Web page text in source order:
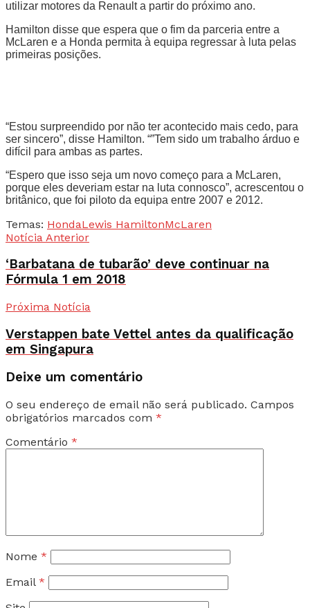
utilizar motores da Renault a partir do próximo ano.
Hamilton disse que espera que o fim da parceria entre a
McLaren e a Honda permita à equipa regressar à luta pelas
primeiras posições.
“Estou surpreendido por não ter acontecido mais cedo, para
ser sincero”, disse Hamilton. “”Tem sido um trabalho árduo e
difícil para ambas as partes.
“Espero que isso seja um novo começo para a McLaren,
porque eles deveriam estar na luta connosco”, acrescentou o
britânico, que foi piloto da equipa entre 2007 e 2012.
Temas: HondaLewis HamiltonMcLaren
Notícia Anterior
‘Barbatana de tubarão’ deve continuar na
Fórmula 1 em 2018
Próxima Notícia
Verstappen bate Vettel antes da qualificação
em Singapura
Deixe um comentário
O seu endereço de email não será publicado. Campos
obrigatórios marcados com *
Comentário *
Nome *
Email *